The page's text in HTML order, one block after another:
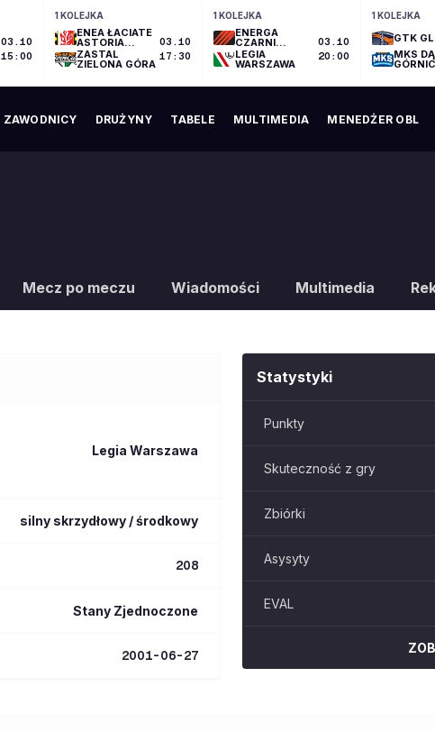
03.10
15:00
1 KOLEJKA
ENEA ŁACIATE
ASTORIA
BYDGOSZCZ
ZASTAL
ZIELONA GÓRA
03.10
17:30
1 KOLEJKA
ENERGA
CZARNI
SŁUPSK
LEGIA
WARSZAWA
03.10
20:00
1 KOLEJKA
GTK
MKS
ZAWODNICY DRUŻYNY TABELE MULTIMEDIA MENEDŻER OBL
Mecz po meczu Wiadomości Multimedia
Legia Warszawa
silny skrzydłowy / środkowy
208
Stany Zjednoczone
2001-06-27
Statystyki
Punkty
Skuteczność z gry
Zbiórki
Asysyty
EVAL